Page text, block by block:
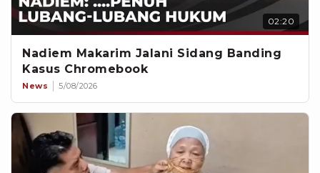
02:20
Nadiem Makarim Jalani Sidang Banding
Kasus Chromebook
News 5/08/2026